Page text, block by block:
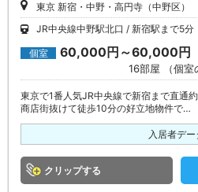
東京 新宿・中野・高円寺（中野区）
JR中央線中野駅北口
新宿駅まで5分
個室 60,000円～60,000円
16部屋 （個室
東京で1番人気JR中央線で新宿まで直通
商店街抜けて徒歩10分の好立地物件で…
入居者デー
クリップ